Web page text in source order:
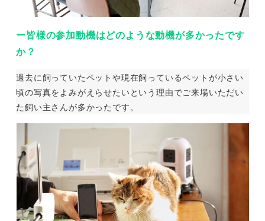
ー皆様の参加動機はどのような動機が多かったです
か？
過去に飼っていたペットや現在飼っているペットが小さい
頃の写真をよみがえらせたいという理由でご来場いただい
た飼い主さんが多かったです。